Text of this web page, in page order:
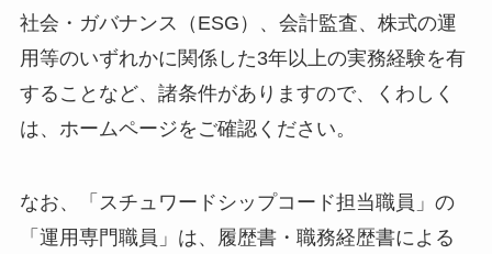
社会・ガバナンス（ESG）、会計監査、株式の運
用等のいずれかに関係した3年以上の実務経験を有
することなど、諸条件がありますので、くわしく
は、ホームページをご確認ください。
なお、「スチュワードシップコード担当職員」の
「運用専門職員」は、履歴書・職務経歴書による